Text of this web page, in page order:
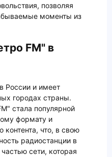
позволяя
моменты из
FM" в
России и имеет
городах страны.
стала популярной
формату и
контента, что, в свою
радиостанции в
сети, которая